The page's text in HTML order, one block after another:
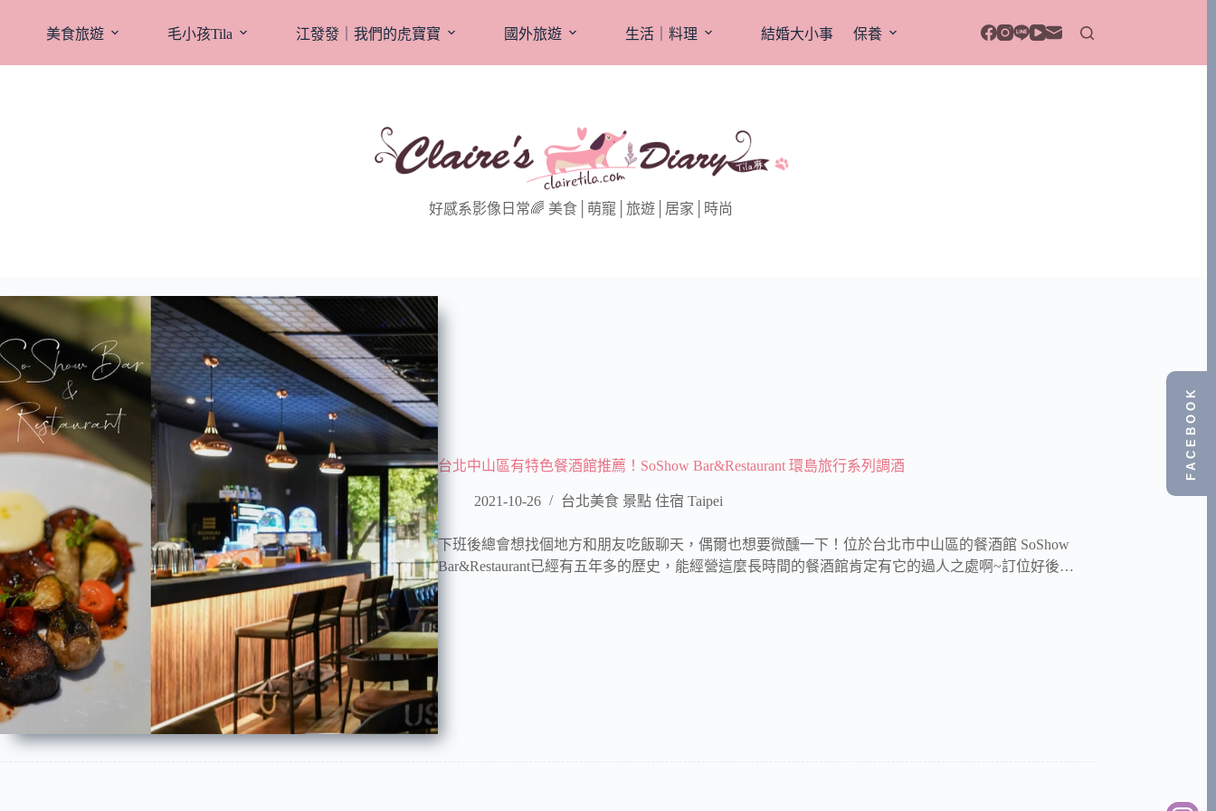
美食旅遊 毛小孩Tila 江發發｜我們的虎寶寶 國外旅遊 生活｜料理 結婚大小事 保養
好感系影像日常🌈 美食│萌寵│旅遊│居家│時尚
台北中山區有特色餐酒館推薦！SoShow Bar&Restaurant 環島旅行系列調酒
2021-10-26 台北美食 景點 住宿 Taipei
下班後總會想找個地方和朋友吃飯聊天，偶爾也想要微醺一下！位於台北市中山區的餐酒館 SoShow
Bar&Restaurant已經有五年多的歷史，能經營這麼長時間的餐酒館肯定有它的過人之處啊~訂位好後…
FACEBOOK